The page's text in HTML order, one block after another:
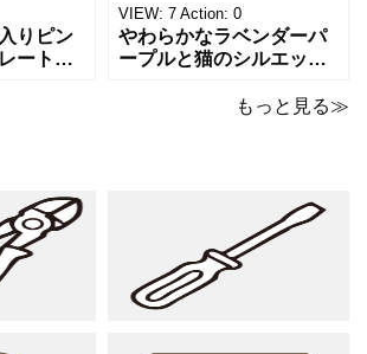
ドメイ
ラン
に信頼感と華やかな印象
を同時に届けます
りピン
ート
求書雛
レーム
ャット
な肉球
ネス文
VIEW: 7 Action: 0
やわらかなラベンダーパ
ープルと猫のシルエット
おしゃれな請求書フォー
出したいときにも活躍し
ます。 猫カフェやトリミ
ングサロン
もっと見る≫